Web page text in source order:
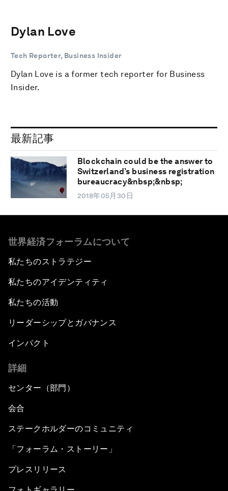
Dylan Love
Tech Reporter, Business Insider
Dylan Love is a former tech reporter for Business
Insider.
最新記事
Blockchain could be the answer to
Switzerland’s business registration
bureaucracy&nbsp;&nbsp;
2018年05月30日
世界経済フォーラムについて
私たちのストラテジー
私たちのアイデンティティ
私たちの活動
リーダーシップとガバナンス
インパクト
詳細
センター（部門）
会合
ステークホルダーのコミュニティ
「フォーラム・ストーリー」
プレスリリース